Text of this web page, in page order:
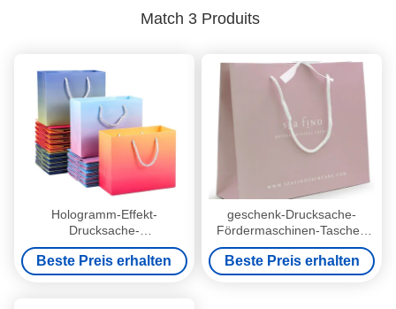
Match 3 Produits
Hologramm-Effekt-
Drucksache-
Fördermaschinen-Taschen
mit Band-Griff Pantone
Beste Preis erhalten
geschenk-Drucksache-
Fördermaschinen-Taschen
100gsm 128gsm Luxusmit
Band-Griff
Beste Preis erhalten